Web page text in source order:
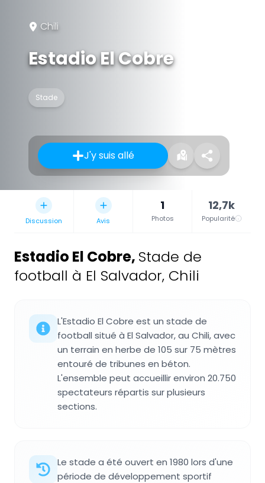
Chili
Estadio El Cobre
Stade
J'y suis allé
Discussion Avis
1
Photos
12,7k
Popularité
Estadio El Cobre, Stade de
football à El Salvador, Chili
L'Estadio El Cobre est un stade de
football situé à El Salvador, au Chili, avec
un terrain en herbe de 105 sur 75 mètres
entouré de tribunes en béton.
L'ensemble peut accueillir environ 20.750
spectateurs répartis sur plusieurs
sections.
Le stade a été ouvert en 1980 lors d'une
période de développement sportif